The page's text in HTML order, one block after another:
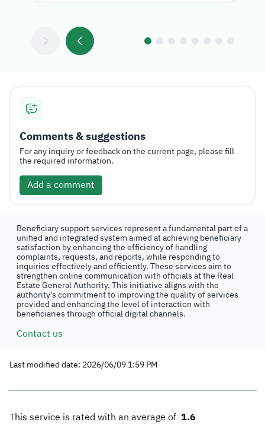
Comments & suggestions
For any inquiry or feedback on the current page, please fill
the required information.
Add a comment
Beneficiary support services represent a fundamental part of a
unified and integrated system aimed at achieving beneficiary
satisfaction by enhancing the efficiency of handling
complaints, requests, and reports, while responding to
inquiries effectively and efficiently. These services aim to
strengthen online communication with officials at the Real
Estate General Authority. This initiative aligns with the
authority's commitment to improving the quality of services
provided and enhancing the level of interaction with
beneficiaries through official digital channels.
Contact us
Last modified date: 2026/06/09 1:59 PM
This service is rated with an average of 1.6